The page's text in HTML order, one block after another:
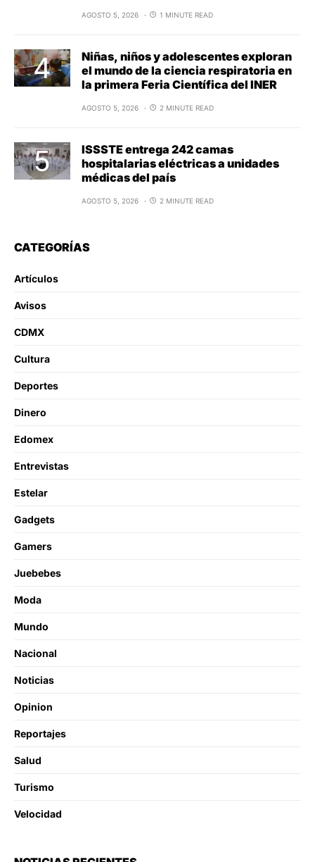
AGOSTO 5, 2026 1 MINUTE READ
Niñas, niños y adolescentes exploran
el mundo de la ciencia respiratoria en
la primera Feria Científica del INER
AGOSTO 5, 2026 2 MINUTE READ
ISSSTE entrega 242 camas
hospitalarias eléctricas a unidades
médicas del país
AGOSTO 5, 2026 2 MINUTE READ
CATEGORÍAS
Artículos
Avisos
CDMX
Cultura
Deportes
Dinero
Edomex
Entrevistas
Estelar
Gadgets
Gamers
Juebebes
Moda
Mundo
Nacional
Noticias
Opinion
Reportajes
Salud
Turismo
Velocidad